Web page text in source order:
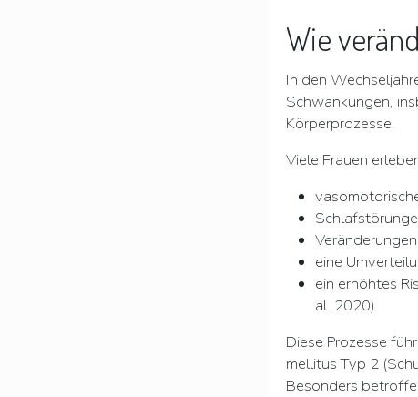
Wie
In den
Schwankungen,
Körperprozesse.
Viele Frauen
eine
ein erhöhtes
al. 2020)
Diese Prozesse
mellitus Typ 2
Besonders